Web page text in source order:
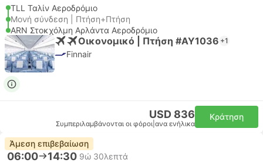
TLL Ταλίν Αεροδρόμιο
Μονή σύνδεση | Πτήση+Πτήση
ARN Στοκχόλμη Αρλάντα Αεροδρόμιο
Οικονομικό | Πτήση #AY1036 +1
Finnair
USD 836
Συμπεριλαμβάνονται οι φόροι ανα ενήλικα
Κράτηση
Άμεση επιβεβαίωση
06:00 14:30 9ώ 30λεπτά